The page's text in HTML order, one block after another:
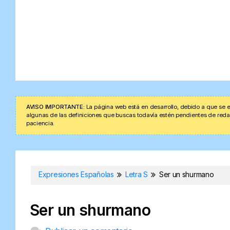
AVISO IMPORTANTE: La página web está en desarrollo, debido a que
algunas de las definiciones que buscas todavía estén pendientes de
paciencia.
Expresiones Españolas Letra S Ser un shurmano
Ser un shurmano